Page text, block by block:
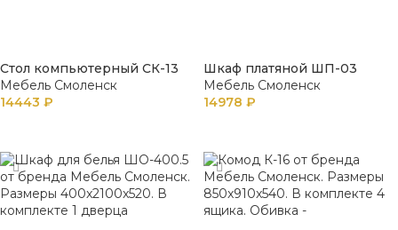
Стол компьютерный СК-13
Мебель Смоленск
14443 ₽
Шкаф платяной ШП-03
Мебель Смоленск
14978 ₽